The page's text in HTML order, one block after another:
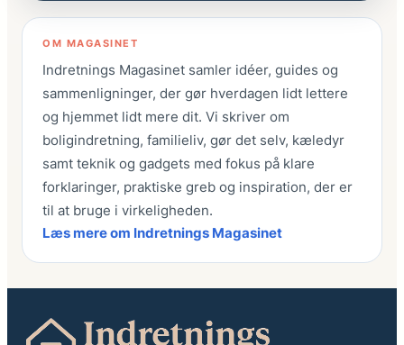
OM MAGASINET
Indretnings Magasinet samler idéer, guides og
sammenligninger, der gør hverdagen lidt lettere
og hjemmet lidt mere dit. Vi skriver om
boligindretning, familieliv, gør det selv, kæledyr
samt teknik og gadgets med fokus på klare
forklaringer, praktiske greb og inspiration, der er
til at bruge i virkeligheden.
Læs mere om Indretnings Magasinet